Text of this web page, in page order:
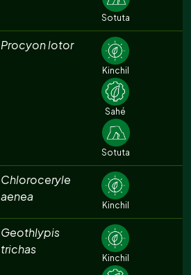
Sotuta
Procyon lotor
Kinchil
Sahé
Sotuta
Chloroceryle
aenea
Kinchil
Geothlypis
trichas
Kinchil